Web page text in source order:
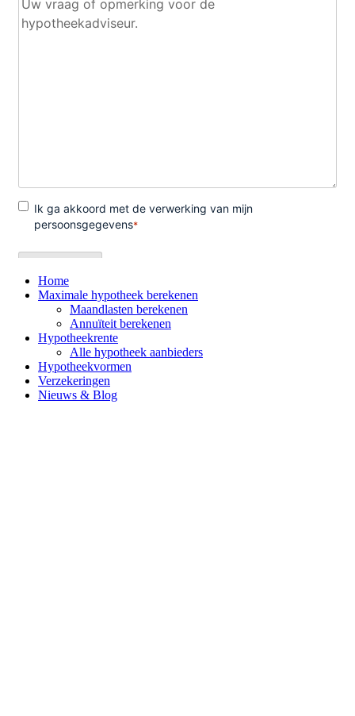
Home
Maximale hypotheek berekenen
Maandlasten berekenen
Annuïteit berekenen
Hypotheekrente
Alle hypotheek aanbieders
Hypotheekvormen
Verzekeringen
Nieuws & Blog